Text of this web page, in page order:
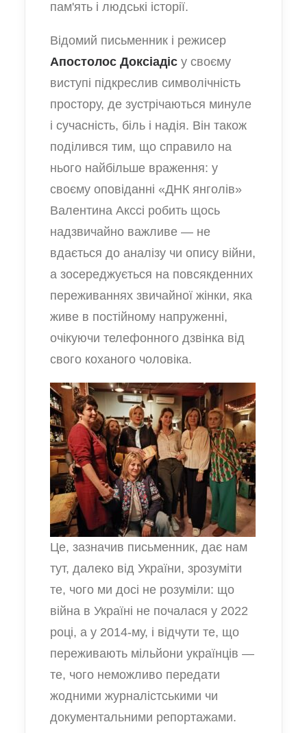
пам'ять і людські історії.
Відомий письменник і режисер
Апостолос Доксіадіс у своєму
виступі підкреслив символічність
простору, де зустрічаються минуле
і сучасність, біль і надія. Він також
поділився тим, що справило на
нього найбільше враження: у
своєму оповіданні «ДНК янголів»
Валентина Акссі робить щось
надзвичайно важливе — не
вдається до аналізу чи опису війни,
а зосереджується на повсякденних
переживаннях звичайної жінки, яка
живе в постійному напруженні,
очікуючи телефонного дзвінка від
свого коханого чоловіка.
Це, зазначив письменник, дає нам
тут, далеко від України, зрозуміти
те, чого ми досі не розуміли: що
війна в Україні не почалася у 2022
році, а у 2014-му, і відчути те, що
переживають мільйони українців —
те, чого неможливо передати
жодними журналістськими чи
документальними репортажами.